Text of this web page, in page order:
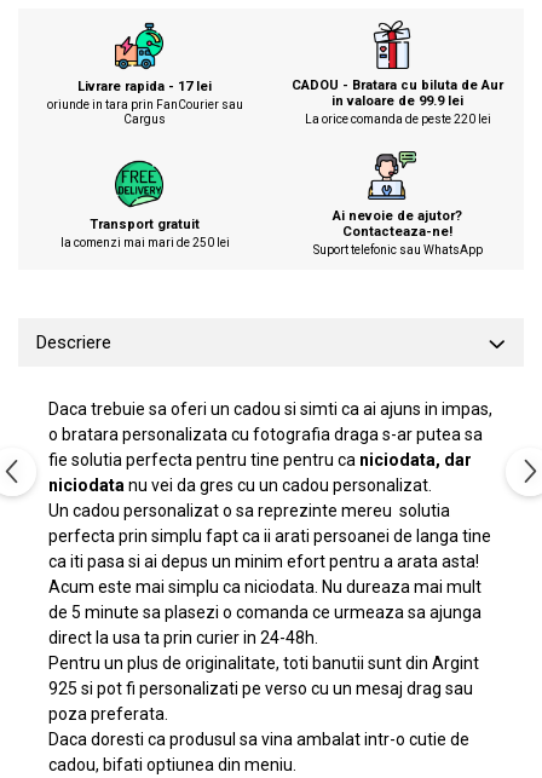
Livrare rapida - 17 lei
oriunde in tara prin FanCourier sau
Cargus
CADOU - Bratara cu biluta de Aur
in valoare de 99.9 lei
La orice comanda de peste 220 lei
Transport gratuit
la comenzi mai mari de 250 lei
Ai nevoie de ajutor?
Contacteaza-ne!
Suport telefonic sau WhatsApp
Descriere
Daca trebuie sa oferi un cadou si simti ca ai ajuns in impas,
o bratara personalizata cu fotografia draga s-ar putea sa
fie solutia perfecta pentru tine pentru ca niciodata, dar
niciodata nu vei da gres cu un cadou personalizat.
Un cadou personalizat o sa reprezinte mereu solutia
perfecta prin simplu fapt ca ii arati persoanei de langa tine
ca iti pasa si ai depus un minim efort pentru a arata asta!
Acum este mai simplu ca niciodata. Nu dureaza mai mult
de 5 minute sa plasezi o comanda ce urmeaza sa ajunga
direct la usa ta prin curier in 24-48h.
Pentru un plus de originalitate, toti banutii sunt din Argint
925 si pot fi personalizati pe verso cu un mesaj drag sau
poza preferata.
Daca doresti ca produsul sa vina ambalat intr-o cutie de
cadou, bifati optiunea din meniu.